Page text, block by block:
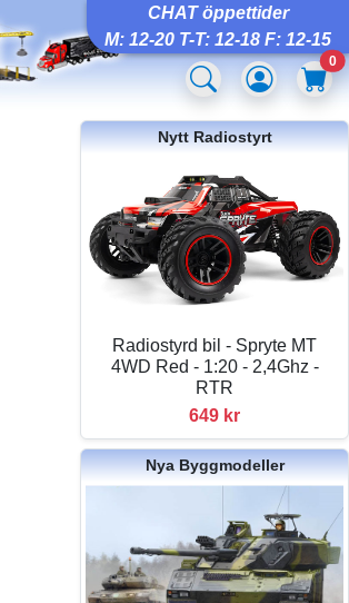
CHAT öppettider
M: 12-20 T-T: 12-18 F: 12-15
0
Nytt Radiostyrt
Radiostyrd bil - Spryte MT
4WD Red - 1:20 - 2,4Ghz -
RTR
649 kr
Nya Byggmodeller